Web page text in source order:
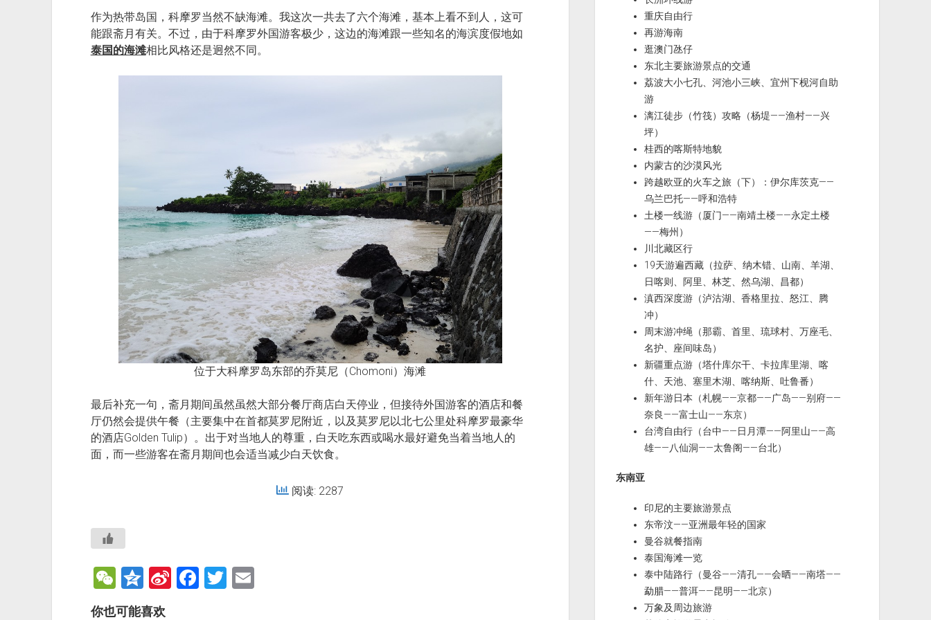
作为热带岛国，科摩罗当然不缺海滩。我这次一共去了六个海滩，基本上看不到人，这可
能跟斋月有关。不过，由于科摩罗外国游客极少，这边的海滩跟一些知名的海滨度假地如
泰国的海滩相比风格还是迥然不同。
位于大科摩罗岛东部的乔莫尼（Chomoni）海滩
最后补充一句，斋月期间虽然虽然大部分餐厅商店白天停业，但接待外国游客的酒店和餐
厅仍然会提供午餐（主要集中在首都莫罗尼附近，以及莫罗尼以北七公里处科摩罗最豪华
的酒店Golden Tulip）。出于对当地人的尊重，白天吃东西或喝水最好避免当着当地人的
面，而一些游客在斋月期间也会适当减少白天饮食。
阅读: 2287
W
e
Q
z
Si F T E
你也可能喜欢
重庆自由行
再游海南
逛澳门氹仔
东北主要旅游景点的交通
荔波大小七孔、河池小三峡、宜州下枧河自助
游
漓江徒步（竹筏）攻略（杨堤——渔村——兴
坪）
桂西的喀斯特地貌
内蒙古的沙漠风光
跨越欧亚的火车之旅（下）：伊尔库茨克——
乌兰巴托——呼和浩特
土楼一线游（厦门——南靖土楼——永定土楼
——梅州）
川北藏区行
19天游遍西藏（拉萨、纳木错、山南、羊湖、
日喀则、阿里、林芝、然乌湖、昌都）
滇西深度游（泸沽湖、香格里拉、怒江、腾
冲）
周末游冲绳（那霸、首里、琉球村、万座毛、
名护、座间味岛）
新疆重点游（塔什库尔干、卡拉库里湖、喀
什、天池、塞里木湖、喀纳斯、吐鲁番）
新年游日本（札幌——京都——广岛——别府——
奈良——富士山——东京）
台湾自由行（台中——日月潭——阿里山——高
雄——八仙洞——太鲁阁——台北）
东南亚
印尼的主要旅游景点
东帝汶——亚洲最年轻的国家
曼谷就餐指南
泰国海滩一览
泰中陆路行（曼谷——清孔——会晒——南塔——
勐腊——普洱——昆明——北京）
万象及周边旅游